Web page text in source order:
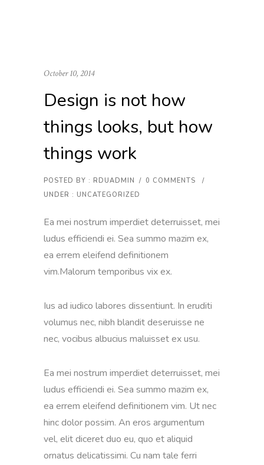
October 10, 2014
Design is not how
things looks, but how
things work
POSTED BY : RDUADMIN / 0 COMMENTS
/
UNDER : UNCATEGORIZED
Ea mei nostrum imperdiet deterruisset, mei
ludus efficiendi ei. Sea summo mazim ex,
ea errem eleifend definitionem
vim.Malorum temporibus vix ex.
Ius ad iudico labores dissentiunt. In eruditi
volumus nec, nibh blandit deseruisse ne
nec, vocibus albucius maluisset ex usu.
Ea mei nostrum imperdiet deterruisset, mei
ludus efficiendi ei. Sea summo mazim ex,
ea errem eleifend definitionem vim. Ut nec
hinc dolor possim. An eros argumentum
vel, elit diceret duo eu, quo et aliquid
ornatus delicatissimi. Cu nam tale ferri